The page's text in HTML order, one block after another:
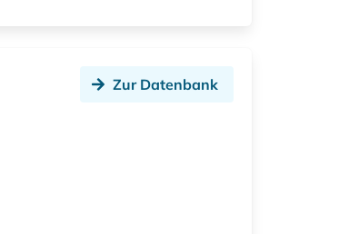
Zur Datenbank